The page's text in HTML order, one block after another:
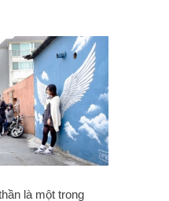
là một trong